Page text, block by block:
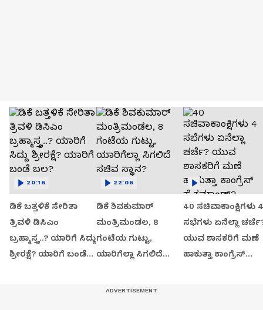
ಡಿಕೆ ಬತ್ತಳಿಕೆ ಸೇರಿತಾ
ತ್ರಿವಳಿ ಡಿಸಿಎಂ
ಬ್ರಹ್ಮಾಸ್ತ್ರ..? ಯಾರಿಗೆ ಸಿದ್ದು
ಶ್ರೀರಕ್ಷೆ? ಯಾರಿಗೆ ಬಂಡೆ
20:16
ಡಿಕೆ ಶಿವಕುಮಾರ್
ಮಂತ್ರಿಮಂಡಲ, 8
ಗಂಟೆಯ ಗುಟ್ಟು,
ಯಾರಿಗೆಲ್ಲಾ ಸಿಗಲಿದೆ
22:06
40 ಸಚಿವಾಕಾಂಕ್ಷಿಗಳು 4
ಸಭೆಗಳು ಏನೆಲ್ಲಾ
ಯುವ ಶಾಸಕರಿಗೆ ಮಣೆ
ಹಾಕುತ್ತಾ ಕಾಂಗ್ರೆಸ್